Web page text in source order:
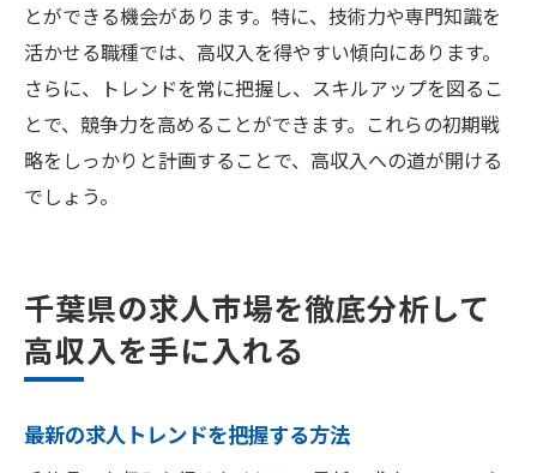
とができる機会があります。特に、技術力や専門知識を
活かせる職種では、高収入を得やすい傾向にあります。
さらに、トレンドを常に把握し、スキルアップを図るこ
とで、競争力を高めることができます。これらの初期戦
略をしっかりと計画することで、高収入への道が開ける
でしょう。
千葉県の求人市場を徹底分析して
高収入を手に入れる
最新の求人トレンドを把握する方法